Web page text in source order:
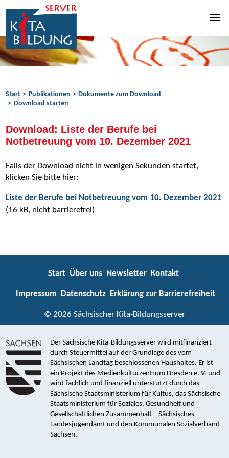
Zum Inhalt springen
Zur Navigation springen
Zum Fußbereich springen
Start Publikationen
Dokumente zum Download
Download starten
Download: Liste der Berufe bei
Notbetreuung vom 10. Dezember 2021
Falls der Download nicht in wenigen Sekunden startet,
klicken Sie bitte hier:
Liste der Berufe bei Notbetreuung vom 10. Dezember 2021
(16 kB, nicht barrierefrei)
Start Über uns Newsletter Kontakt
Impressum Datenschutz Erklärung zur Barrierefreiheit
© 2026 Sächsischer Kita-Bildungsserver
Der Sächsische Kita-Bildungsserver wird mitfinanziert
durch Steuermittel auf der Grundlage des vom
Sächsischen Landtag beschlossenen Haushaltes. Er ist
ein Projekt des Medienkulturzentrum Dresden e. V. und
wird fachlich und finanziell unterstützt durch das
Sächsische Staatsministerium für Kultus, das Sächsische
Staatsministerium für Soziales, Gesundheit und
Gesellschaftlichen Zusammenhalt – Sächsisches
Landesjugendamt und den Kommunalen Sozialverband
Sachsen.